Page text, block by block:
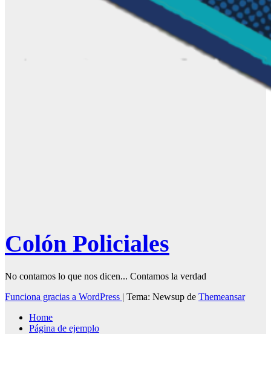
Colón Policiales
No contamos lo que nos dicen... Contamos la verdad
Funciona gracias a WordPress | Tema: Newsup de Themeansar
Home
Página de ejemplo